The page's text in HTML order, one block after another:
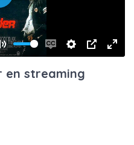
Mute
Enable
captions
Settings
PIP
en streaming